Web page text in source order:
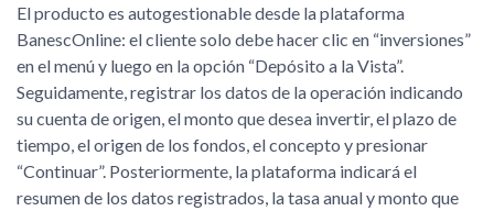
El producto es autogestionable desde la plataforma
BanescOnline: el cliente solo debe hacer clic en “inversiones”
en el menú y luego en la opción “Depósito a la Vista”.
Seguidamente, registrar los datos de la operación indicando
su cuenta de origen, el monto que desea invertir, el plazo de
tiempo, el origen de los fondos, el concepto y presionar
“Continuar”. Posteriormente, la plataforma indicará el
resumen de los datos registrados, la tasa anual y monto que